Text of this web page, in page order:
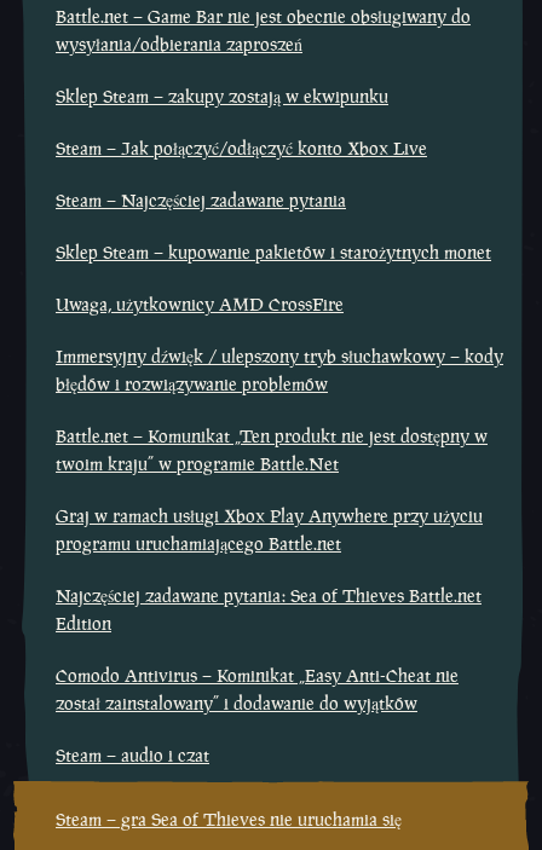
Battle.net – Game Bar nie jest obecnie obsługiwany do
wysyłania/odbierania zaproszeń
Sklep Steam – zakupy zostają w ekwipunku
Steam – Jak połączyć/odłączyć konto Xbox Live
Steam – Najczęściej zadawane pytania
Sklep Steam – kupowanie pakietów i starożytnych monet
Uwaga, użytkownicy AMD CrossFire
Immersyjny dźwięk / ulepszony tryb słuchawkowy – kody
błędów i rozwiązywanie problemów
Battle.net – Komunikat „Ten produkt nie jest dostępny w
twoim kraju” w programie Battle.Net
Graj w ramach usługi Xbox Play Anywhere przy użyciu
programu uruchamiającego Battle.net
Najczęściej zadawane pytania: Sea of Thieves Battle.net
Edition
Comodo Antivirus – Kominikat „Easy Anti-Cheat nie
został zainstalowany” i dodawanie do wyjątków
Steam – audio i czat
Steam – gra Sea of Thieves nie uruchamia się